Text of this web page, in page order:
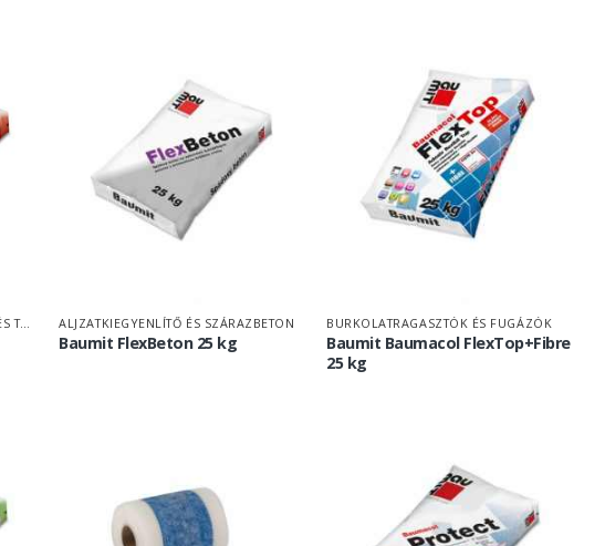
VAKOLÓANYAGOK, HABARCSOK ÉS TAPASZOK ALJZATKIEGYENLÍTŐ ÉS SZÁRAZBETON
Baumit FlexBeton 25 kg
BURKOLATRAGASZTÓK ÉS FUGÁZÓK
Baumit Baumacol FlexTop+Fibre
25 kg